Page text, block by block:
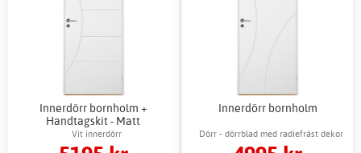
Innerdörr bornholm +
Handtagskit - Matt
Vit innerdörr
Innerdörr bornholm
Dörr - dörrblad med radiefräst dekor